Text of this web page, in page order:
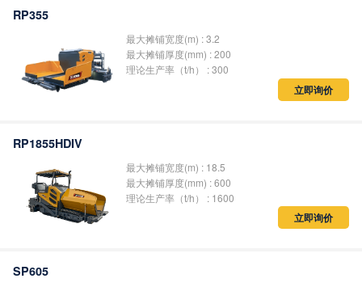
RP355
最大摊铺宽度(m) : 3.2
最大摊铺厚度(mm) : 200
理论生产率（t/h） : 300
立即询价
RP1855HDIV
最大摊铺宽度(m) : 18.5
最大摊铺厚度(mm) : 600
理论生产率（t/h） : 1600
立即询价
SP605